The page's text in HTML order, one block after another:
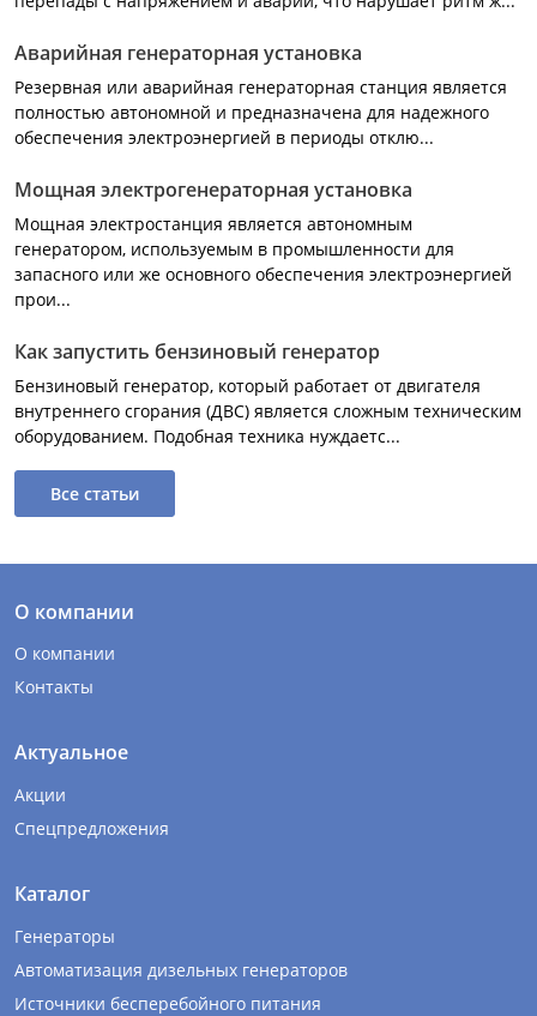
Аварийная генераторная установка
Резервная или аварийная генераторная станция является
полностью автономной и предназначена для надежного
обеспечения электроэнергией в периоды отклю...
Мощная электрогенераторная установка
Мощная электростанция является автономным
генератором, используемым в промышленности для
запасного или же основного обеспечения электроэнергией
прои...
Как запустить бензиновый генератор
Бензиновый генератор, который работает от двигателя
внутреннего сгорания (ДВС) является сложным техническим
оборудованием. Подобная техника нуждаетс...
Все статьи
О компании
О компании
Контакты
Актуальное
Акции
Спецпредложения
Каталог
Генераторы
Автоматизация дизельных генераторов
Источники бесперебойного питания